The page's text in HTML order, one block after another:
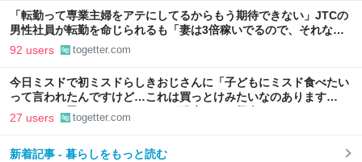
「転勤って専業主婦をアテにしてるからもう期待できない」JTCの
男性社員が転勤を命じられるも「妻は3倍稼いでるので、それなら
辞める」と言ったら、転勤がなくなった
92 users togetter.com
今日ミスドで初ミスドらしきおじさんに「子どもにミスド食べたい
って言われたんですけど…これは買っとけみたいなのあります
か…？」と尋ねられるイベントが発生して、興奮した
27 users togetter.com
新着記事 - 暮らしをもっと読む